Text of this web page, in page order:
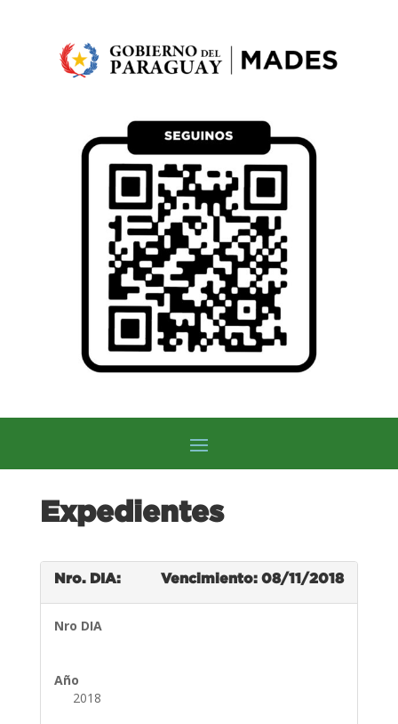
Expedientes
Nro. DIA: Vencimiento: 08/11/2018
Nro DIA
Año
2018